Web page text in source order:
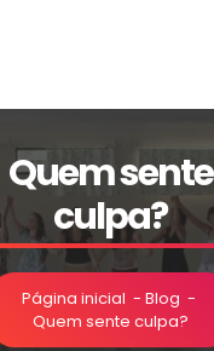
Quem sente
culpa?
Página inicial - Blog -
Quem sente culpa?